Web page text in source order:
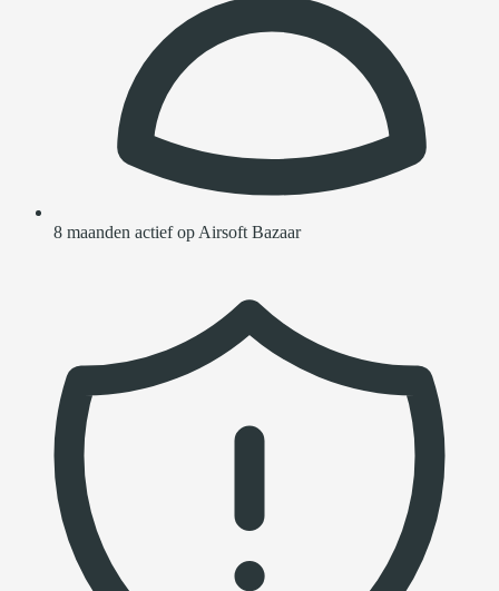
8 maanden actief op Airsoft Bazaar